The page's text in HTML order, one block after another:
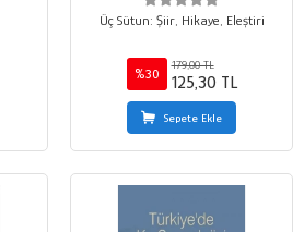
Üç Sütun: Şiir, Hikaye, Eleştiri
%30
179,00 TL
125,30 TL
Sepete Ekle